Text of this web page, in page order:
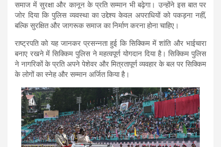
समाज में सुरक्षा और कानून के प्रति सम्मान भी बढ़ेगा। उन्होंने इस बात पर
जोर दिया कि पुलिस व्यवस्था का उद्देश्य केवल अपराधियों को पकड़ना नहीं,
बल्कि सुरक्षित और जागरूक समाज का निर्माण करना होना चाहिए।
राष्ट्रपति को यह जानकर प्रसन्नता हुई कि सिक्‍किम में शांति और भाईचारा
बनाए रखने में सिक्किम पुलिस ने महत्वपूर्ण योगदान दिया है। सिक्किम पुलिस
ने नागरिकों के प्रति अपने पेशेवर और मित्रतापूर्ण व्यवहार के बल पर सिक्किम
के लोगों का स्नेह और सम्मान अर्जित किया है।